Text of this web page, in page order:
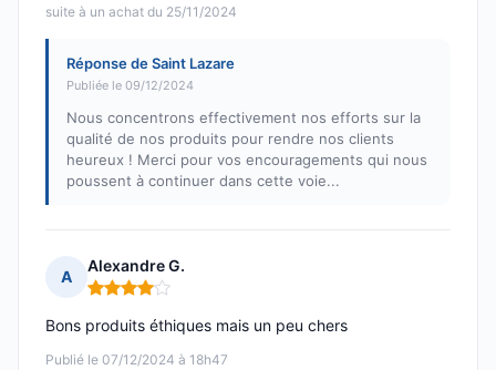
suite à un achat du 25/11/2024
Réponse de Saint Lazare
Publiée le 09/12/2024
Nous concentrons effectivement nos efforts sur la
qualité de nos produits pour rendre nos clients
heureux ! Merci pour vos encouragements qui nous
poussent à continuer dans cette voie...
A
Alexandre G.
Note : 4 sur 5
Publié le 07/12/2024 à 18h47
Bons produits éthiques mais un peu chers